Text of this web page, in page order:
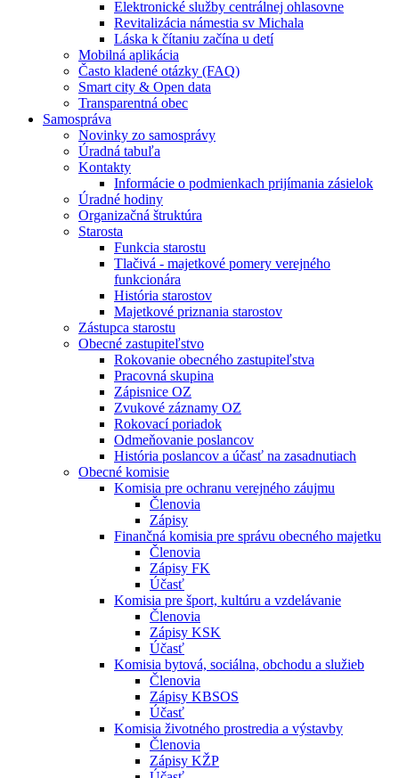
Elektronické služby centrálnej ohlasovne
Revitalizácia námestia sv Michala
Láska k čítaniu začína u detí
Mobilná aplikácia
Často kladené otázky (FAQ)
Smart city & Open data
Transparentná obec
Samospráva
Novinky zo samosprávy
Úradná tabuľa
Kontakty
Informácie o podmienkach prijímania zásielok
Úradné hodiny
Organizačná štruktúra
Starosta
Funkcia starostu
Tlačivá - majetkové pomery verejného
funkcionára
História starostov
Majetkové priznania starostov
Zástupca starostu
Obecné zastupiteľstvo
Rokovanie obecného zastupiteľstva
Pracovná skupina
Zápisnice OZ
Zvukové záznamy OZ
Rokovací poriadok
Odmeňovanie poslancov
História poslancov a účasť na zasadnutiach
Obecné komisie
Komisia pre ochranu verejného záujmu
Členovia
Zápisy
Finančná komisia pre správu obecného majetku
Členovia
Zápisy FK
Účasť
Komisia pre šport, kultúru a vzdelávanie
Členovia
Zápisy KSK
Účasť
Komisia bytová, sociálna, obchodu a služieb
Členovia
Zápisy KBSOS
Účasť
Komisia životného prostredia a výstavby
Členovia
Zápisy KŽP